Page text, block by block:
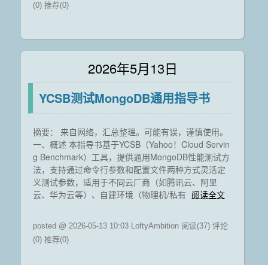
(0) 推荐(0)
2026年5月13日
YCSB测试MongoDB通用指导书
摘要： 来自网络，汇总整理。可能有误，谨慎使用。
一、概述 本指导书基于YCSB（Yahoo！Cloud Servin
g Benchmark）工具，提供通用MongoDB性能测试方
法，支持通过命令行参数和配置文件两种方式灵活定
义测试参数，适用于不同云厂商（如腾讯云、阿里
云、华为云等）、自建环境（物理机/私有 阅读全文
posted @ 2026-05-13 10:03 LoftyAmbition 阅读(37) 评论
(0) 推荐(0)